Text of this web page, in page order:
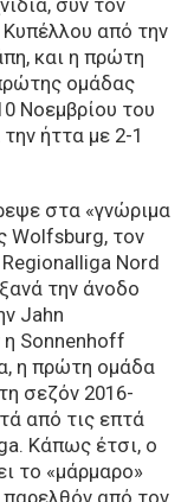
συν τον
από την
και η πρώτη
ομάδας
Νοεμβρίου του
ήττα με 2-1
στα «γνώριμα
Wolfsburg, τον
Regionalliga Nord
την άνοδο
Jahn
η Sonnenhoff
η πρώτη ομάδα
σεζόν 2016-
από τις επτά
Κάπως έτσι, ο
το «μάρμαρο»
από τον